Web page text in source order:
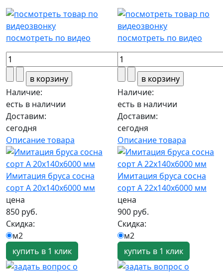
посмотреть по видео
Наличие:
есть в наличии
Доставим:
сегодня
Описание товара
посмотреть по видео
Наличие:
есть в наличии
Доставим:
сегодня
Описание товара
Имитация бруса сосна
сорт А 20х140х6000 мм
цена
850 руб.
Скидка:
м2
купить в 1 клик
Имитация бруса сосна
сорт А 22х140х6000 мм
цена
900 руб.
Скидка:
м2
купить в 1 клик